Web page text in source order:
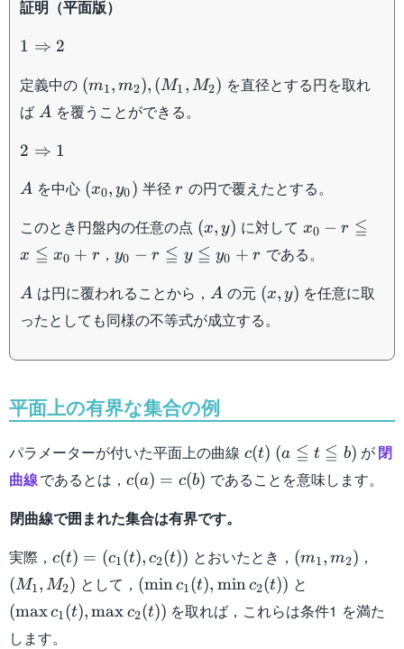
証明（平面版）
1
2
1 ⇒ 2
定義中の (m_1
,
m_2)
,
(m1, m2), (M1 , M2) を直径とする円を取れ
ば A
A を覆うことができる。
2
1
2 ⇒ 1
A
A を中心 (x_0,y_0)
(x0, y0) 半径r
r の円で覆えたとする。
このとき円盤内の任意の点 (x,y)
(x, y) に対して x_0 -
r
\leqq
x
\leqq
x0 − r ≦
x ≦ x0 + r ，y_0 -
\leqq
y
\leqq
y0 − r ≦ y ≦ y0 + r である。
A
A は円に覆われることから， A
A の元 (x,y)
(x, y) を任意に取
ったとしても同様の不等式が成立する。
平面上の有界な集合の例
パラメーターが付いた平面上の曲線 c(t)
\; (a
\leqq
b)
c(t) (a ≦ t ≦ b) が閉
曲線であるとは， c(a)
c(b)
c(a) = c(b) であることを意味します。
閉曲線で囲まれた集合は有界です。
実際， c(t)
=
(c_1
(t) ,
c(t) = (c1(t), c2(t)) とおいたとき， (m_1
,
m_2)
(m1, m2) ，
(M1, M2) として， (\min
c_1
(t) ,
(minc1(t), minc2(t)) と
c_1
(t) ,
(maxc1(t), max c2(t)) を取れば，これらは条件1 を満た
します。